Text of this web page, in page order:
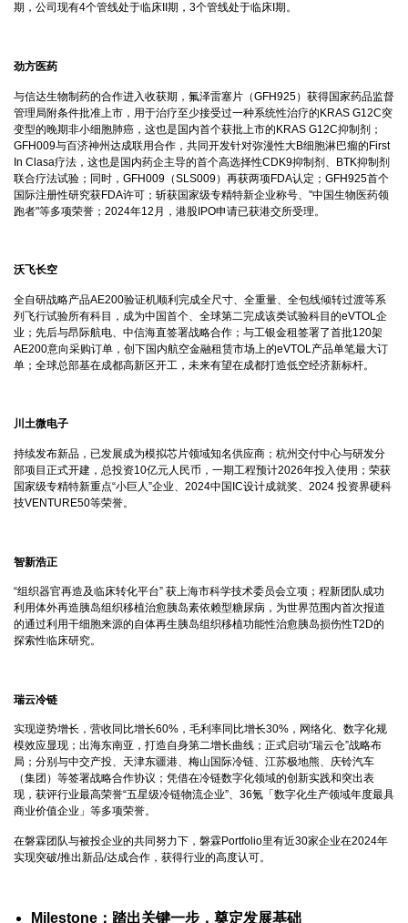
期，公司现有4个管线处于临床II期，3个管线处于临床I期。
劲方医药
与信达生物制药的合作进入收获期，氟泽雷塞片（GFH925）获得国家药品监督
管理局附条件批准上市，用于治疗至少接受过一种系统性治疗的KRAS G12C突
变型的晚期非小细胞肺癌，这也是国内首个获批上市的KRAS G12C抑制剂；
GFH009与百济神州达成联用合作，共同开发针对弥漫性大B细胞淋巴瘤的First
In Clasa疗法，这也是国内药企主导的首个高选择性CDK9抑制剂、BTK抑制剂
联合疗法试验；同时，GFH009（SLS009）再获两项FDA认定；GFH925首个
国际注册性研究获FDA许可；斩获国家级专精特新企业称号、"中国生物医药领
跑者"等多项荣誉；2024年12月，港股IPO申请已获港交所受理。
沃飞长空
全自研战略产品AE200验证机顺利完成全尺寸、全重量、全包线倾转过渡等系
列飞行试验所有科目，成为中国首个、全球第二完成该类试验科目的eVTOL企
业；先后与昂际航电、中信海直签署战略合作；与工银金租签署了首批120架
AE200意向采购订单，创下国内航空金融租赁市场上的eVTOL产品单笔最大订
单；全球总部基在成都高新区开工，未来有望在成都打造低空经济新标杆。
川土微电子
持续发布新品，已发展成为模拟芯片领域知名供应商；杭州交付中心与研发分
部项目正式开建，总投资10亿元人民币，一期工程预计2026年投入使用；荣获
国家级专精特新重点“小巨人”企业、2024中国IC设计成就奖、2024 投资界硬科
技VENTURE50等荣誉。
智新浩正
“组织器官再造及临床转化平台” 获上海市科学技术委员会立项；程新团队成功
利用体外再造胰岛组织移植治愈胰岛素依赖型糖尿病，为世界范围内首次报道
的通过利用干细胞来源的自体再生胰岛组织移植功能性治愈胰岛损伤性T2D的
探索性临床研究。
瑞云冷链
实现逆势增长，营收同比增长60%，毛利率同比增长30%，网络化、数字化规
模效应显现；出海东南亚，打造自身第二增长曲线；正式启动“瑞云仓”战略布
局；分别与中交产投、天津东疆港、梅山国际冷链、江苏极地熊、庆铃汽车
（集团）等签署战略合作协议；凭借在冷链数字化领域的创新实践和突出表
现，获评行业最高荣誉“五星级冷链物流企业”、36氪「数字化生产领域年度最具
商业价值企业」等多项荣誉。
在磐霖团队与被投企业的共同努力下，磐霖Portfolio里有近30家企业在2024年
实现突破/推出新品/达成合作，获得行业的高度认可。
Milestone：踏出关键一步，奠定发展基础